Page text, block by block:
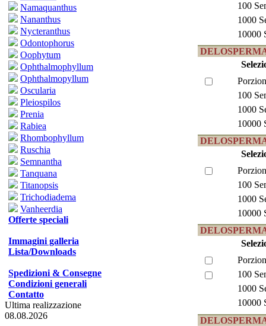
Namaquanthus
Nananthus
Nycteranthus
Odontophorus
Oophytum
Ophthalmophyllum
Ophthalmopyllum
Oscularia
Pleiospilos
Prenia
Rabiea
Rhombophyllum
Ruschia
Semnantha
Tanquana
Titanopsis
Trichodiadema
Vanheerdia
Offerte speciali
Immagini galleria
Lista/Downloads
Spedizioni & Consegne
Condizioni generali
Contatto
Ultima realizzazione
08.08.2026
100
1000
10000
100
1000
10000
100
1000
10000
100
1000
10000